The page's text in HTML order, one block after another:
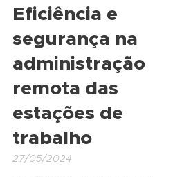
Eficiência e
segurança na
administração
remota das
estações de
trabalho
27/05/2024